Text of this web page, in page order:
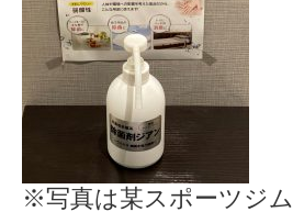
※写真は某スポーツジ